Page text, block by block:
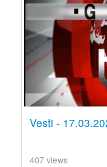
Vesti -
407 views